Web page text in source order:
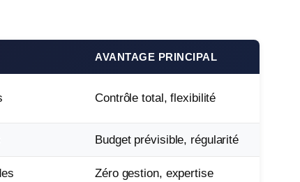
AVANTAGE PRINCIPAL
Contrôle total, flexibilité
Budget prévisible, régularité
Zéro gestion, expertise